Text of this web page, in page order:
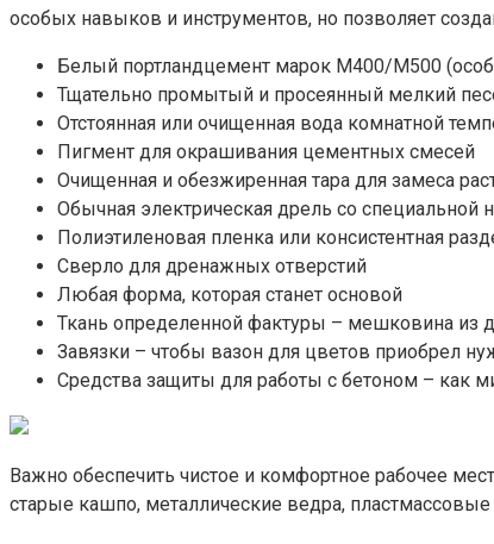
особых навыков и инструментов, но позволяет
Белый портландцемент марок М400/М500
Тщательно промытый и просеянный мелкий
Отстоянная или очищенная вода комнатной
Пигмент для окрашивания цементных смесей
Очищенная и обезжиренная тара для замеса
Обычная электрическая дрель со специальной
Полиэтиленовая пленка или консистентная
Сверло для дренажных отверстий
Любая форма, которая станет основой
Ткань определенной фактуры – мешковина из
Завязки – чтобы вазон для цветов приобрел
Средства защиты для работы с бетоном – как
Важно обеспечить чистое и комфортное рабочее
старые кашпо, металлические ведра,